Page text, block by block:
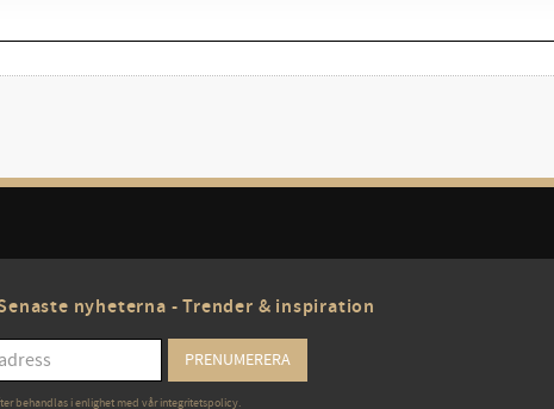
nyheterna - Trender & inspiration
PRENUMERERA
behandlas i enlighet med vårintegritetspolicy.